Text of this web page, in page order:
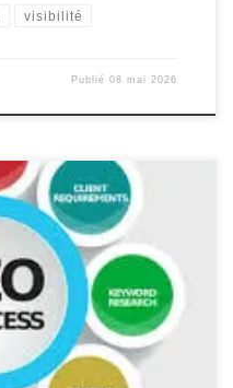
visibilité
Publié08 mai 2026
: Maximisez la Visibilité de
ou SEO (Search Engine
pour toute entreprise
là qu’intervient le rôle
naturel. Ce professionnel